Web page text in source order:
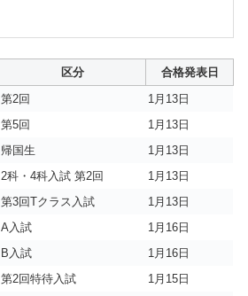
区分
合格発表日
第2回
1月13日
第5回
1月13日
帰国生
1月13日
2科・4科入試 第2回
1月13日
第3回Tクラス入試
1月13日
A入試
1月16日
B入試
1月16日
第2回特待入試
1月15日